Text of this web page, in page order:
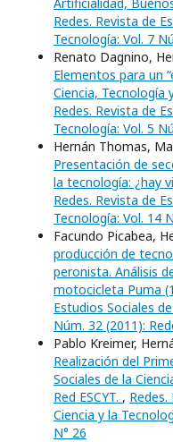
Redes. Revista de
Tecnología: Vol. 7
Renato Dagnino,
Elementos para un
Ciencia, Tecnología
Redes. Revista de
Tecnología: Vol. 5
Hernán Thomas,
Presentación de
la tecnología: ¿hay
Redes. Revista de
Tecnología: Vol. 14
Facundo Picabea,
producción de
peronista. Análisis
motocicleta Puma
Estudios Sociales
Núm. 32 (2011):
Pablo Kreimer,
Realización del
Sociales de la
Red ESCYT. ,
Ciencia y la
N° 26